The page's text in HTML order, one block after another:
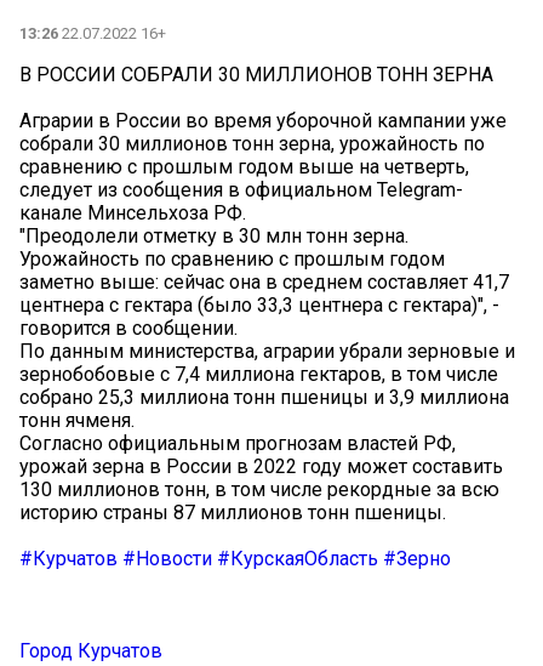
13:26 22.07.2022 16+
В РОССИИ СОБРАЛИ 30 МИЛЛИОНОВ ТОНН ЗЕРНА
Аграрии в России во время уборочной кампании уже
собрали 30 миллионов тонн зерна, урожайность по
сравнению с прошлым годом выше на четверть,
следует из сообщения в официальном Telegram-
канале Минсельхоза РФ.
"Преодолели отметку в 30 млн тонн зерна.
Урожайность по сравнению с прошлым годом
заметно выше: сейчас она в среднем составляет 41,7
центнера с гектара (было 33,3 центнера с гектара)", -
говорится в сообщении.
По данным министерства, аграрии убрали зерновые и
зернобобовые с 7,4 миллиона гектаров, в том числе
собрано 25,3 миллиона тонн пшеницы и 3,9 миллиона
тонн ячменя.
Согласно официальным прогнозам властей РФ,
урожай зерна в России в 2022 году может составить
130 миллионов тонн, в том числе рекордные за всю
историю страны 87 миллионов тонн пшеницы.
#Курчатов #Новости #КурскаяОбласть #Зерно
Город Курчатов